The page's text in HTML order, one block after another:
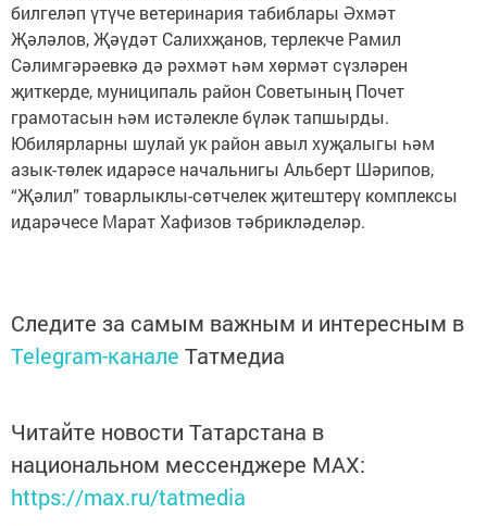
билгеләп үтүче ветеринария табиблары Әхмәт
Җәләлов, Җәүдәт Салихҗанов, терлекче Рамил
Сәлимгәрәевкә дә рәхмәт һәм хөрмәт сүзләрен
җиткерде, муниципаль район Советының Почет
грамотасын һәм истәлекле бүләк тапшырды.
Юбилярларны шулай ук район авыл хуҗалыгы һәм
азык-төлек идарәсе начальнигы Альберт Шәрипов,
“Җәлил” товарлыклы-сөтчелек җитештерү комплексы
идарәчесе Марат Хафизов тәбрикләделәр.
Следите за самым важным и интересным в
Telegram-канале Татмедиа
Читайте новости Татарстана в
национальном мессенджере MАХ:
https://max.ru/tatmedia